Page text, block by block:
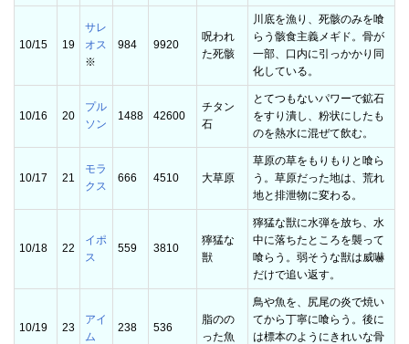
10/15 19
サレ
オス
※
984 9920
呪われ
た死骸
川底を漁り、死骸のみを喰
らう骸食主義メギド。骨が
一部、口内に引っかかり同
化している。
10/16 20
プル
ソン
1488 42600
チタン
石
とてつもないパワーで鉱石
をすり潰し、粉状にしたも
のを熱水に混ぜて飲む。
10/17 21
モラ
クス
666 4510 大草原
草原の草をもりもりと喰ら
う。草原だった地は、荒れ
地と排泄物に変わる。
10/18 22
イポ
ス
559 3810
獰猛な
獣
獰猛な獣に水弾を放ち、水
中に落ちたところを襲って
喰らう。弱そうな獣は威嚇
だけで追い返す。
10/19 23
アイ
ム
238 536
脂のの
った魚
鳥や魚を、尻尾の炎で焼い
てから丁寧に喰らう。後に
は標本のようにきれいな骨